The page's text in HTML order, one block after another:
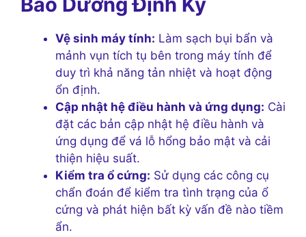
Vệ sinh máy tính: Làm sạch bụi bẩn và
mảnh vụn tích tụ bên trong máy tính để
duy trì khả năng tản nhiệt và hoạt động
ổn định.
Cập nhật hệ điều hành và ứng dụng: Cài
đặt các bản cập nhật hệ điều hành và
ứng dụng để vá lỗ hổng bảo mật và cải
thiện hiệu suất.
Kiểm tra ổ cứng: Sử dụng các công cụ
chẩn đoán để kiểm tra tình trạng của ổ
cứng và phát hiện bất kỳ vấn đề nào tiềm
ẩn.